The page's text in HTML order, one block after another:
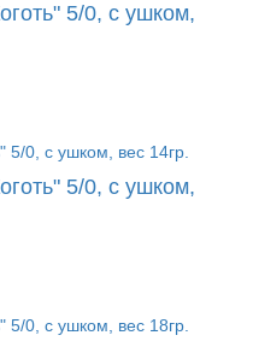
5/0, с ушком,
5/0, с ушком,